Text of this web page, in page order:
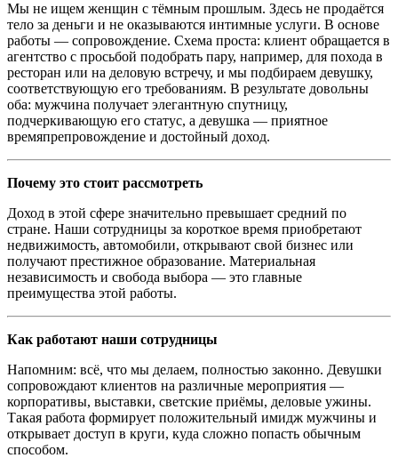
Мы не ищем женщин с тёмным прошлым. Здесь не продаётся
тело за деньги и не оказываются интимные услуги. В основе
работы — сопровождение. Схема проста: клиент обращается в
агентство с просьбой подобрать пару, например, для похода в
ресторан или на деловую встречу, и мы подбираем девушку,
соответствующую его требованиям. В результате довольны
оба: мужчина получает элегантную спутницу,
подчеркивающую его статус, а девушка — приятное
времяпрепровождение и достойный доход.
Почему это стоит рассмотреть
Доход в этой сфере значительно превышает средний по
стране. Наши сотрудницы за короткое время приобретают
недвижимость, автомобили, открывают свой бизнес или
получают престижное образование. Материальная
независимость и свобода выбора — это главные
преимущества этой работы.
Как работают наши сотрудницы
Напомним: всё, что мы делаем, полностью законно. Девушки
сопровождают клиентов на различные мероприятия —
корпоративы, выставки, светские приёмы, деловые ужины.
Такая работа формирует положительный имидж мужчины и
открывает доступ в круги, куда сложно попасть обычным
способом.